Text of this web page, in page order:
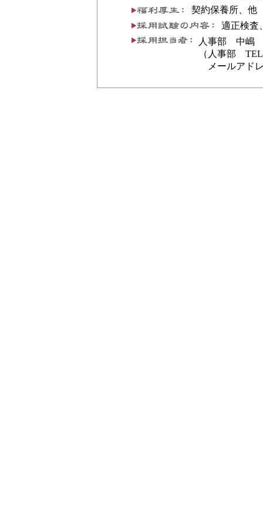
契約保養所、他
適正検査
人事部 中嶋
（人事部
メールアド